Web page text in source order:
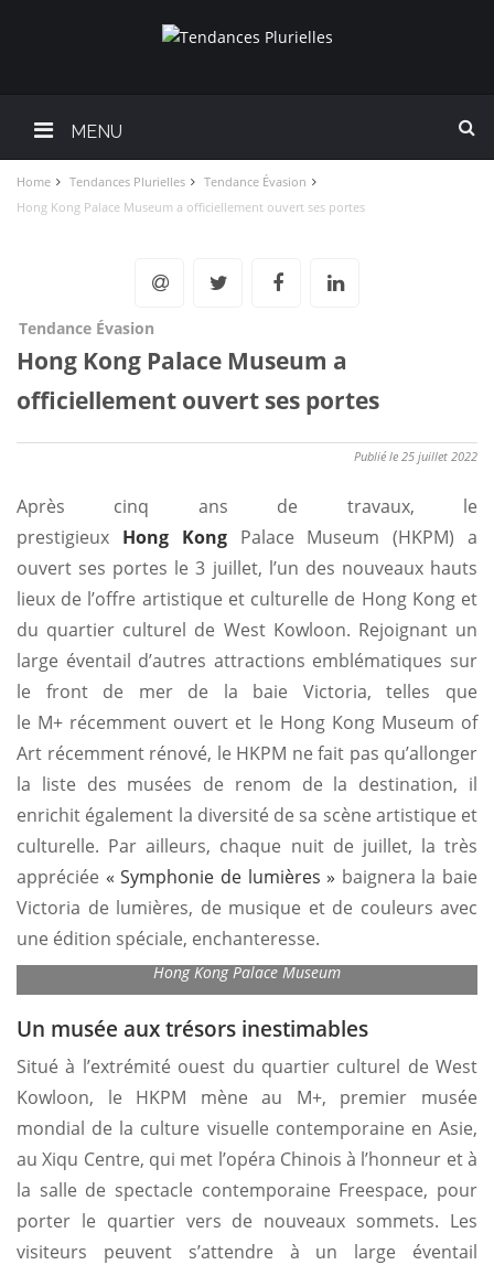
MENU
Home Tendances Plurielles
Tendance Évasion
Hong Kong Palace Museum a officiellement ouvert ses portes
Tendance Évasion
Hong Kong Palace Museum a
officiellement ouvert ses portes
Publié le 25 juillet 2022
Après cinq ans de travaux, le
prestigieux Hong KongPalace Museum (HKPM) a
ouvert ses portes le 3 juillet, l’un des nouveaux hauts
lieux de l’offre artistique et culturelle de Hong Kong et
du quartier culturel de West Kowloon. Rejoignant un
large éventail d’autres attractions emblématiques sur
le front de mer de la baie Victoria, telles que
le M+ récemment ouvert et le Hong Kong Museum of
Art récemment rénové, le HKPM ne fait pas qu’allonger
la liste des musées de renom de la destination, il
enrichit également la diversité de sa scène artistique et
culturelle. Par ailleurs, chaque nuit de juillet, la très
appréciée « Symphonie de lumières » baignera la baie
Victoria de lumières, de musique et de couleurs avec
une édition spéciale, enchanteresse.
Hong Kong Palace Museum
Un musée aux trésors inestimables
Situé à l’extrémité ouest du quartier culturel de West
Kowloon, le HKPM mène au M+, premier musée
mondial de la culture visuelle contemporaine en Asie,
au Xiqu Centre, qui met l’opéra Chinois à l’honneur et à
la salle de spectacle contemporaine Freespace, pour
porter le quartier vers de nouveaux sommets. Les
visiteurs peuvent s’attendre à un large éventail